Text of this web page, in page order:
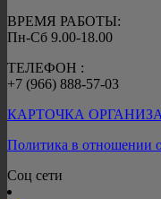
ВРЕМЯ РАБОТЫ:
Пн-Сб 9.00-18.00
ТЕЛЕФОН :
+7 (966) 888-57-03
КАРТОЧКА
Политика в отношении
Соц сети